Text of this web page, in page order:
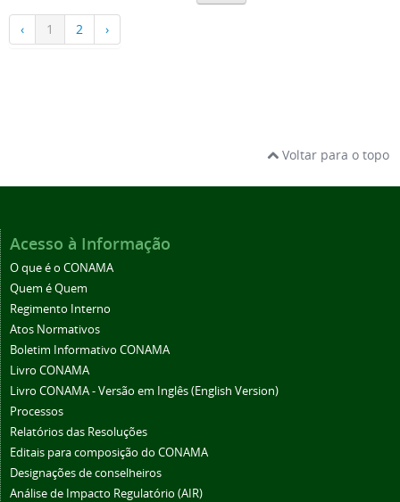
‹ 1 2 ›
Voltar para o topo
Acesso à Informação
O que é o CONAMA
Quem é Quem
Regimento Interno
Atos Normativos
Boletim Informativo CONAMA
Livro CONAMA
Livro CONAMA - Versão em Inglês (English Version)
Processos
Relatórios das Resoluções
Editais para composição do CONAMA
Designações de conselheiros
Análise de Impacto Regulatório (AIR)